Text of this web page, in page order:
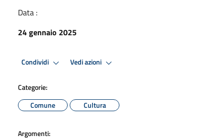
Data :
24 gennaio 2025
Condividi Vedi azioni
Categorie:
Comune
Cultura
Argomenti: